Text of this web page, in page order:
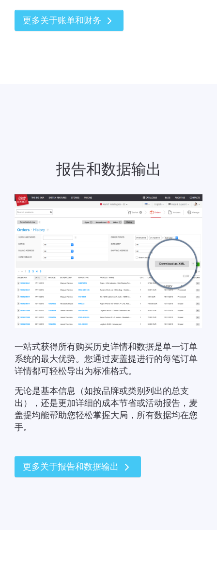
更多关于账单和财务
报告和数据输出
一站式获得所有购买历史详情和数据是单一订单
系统的最大优势。您通过麦盖提进行的每笔订单
详情都可轻松导出为标准格式。
无论是基本信息（如按品牌或类别列出的总支
出），还是更加详细的成本节省或活动报告，麦
盖提均能帮助您轻松掌握大局，所有数据均在您
手。
更多关于报告和数据输出